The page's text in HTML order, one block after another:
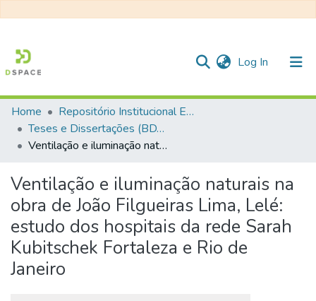
Log In (current)
Communities & Collections
All of DSpace
Statistics
Home
Repositório Institucional EESC
Teses e Dissertações (BDTD USP)
Ventilação e iluminação naturais na obra de João Filgueiras Lima, Lelé: estudo dos hospitais da rede Sarah Kubitschek Fortaleza e Rio de Janeiro
Ventilação e iluminação naturais na
obra de João Filgueiras Lima, Lelé:
estudo dos hospitais da rede Sarah
Kubitschek Fortaleza e Rio de
Janeiro